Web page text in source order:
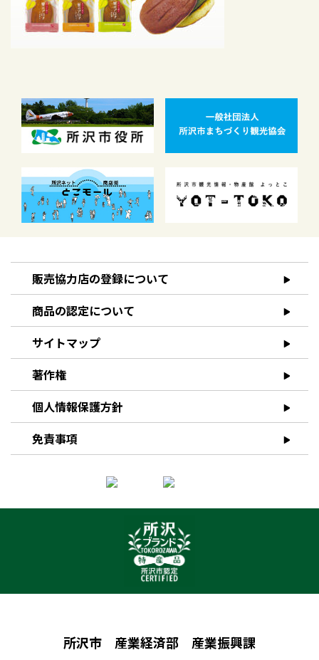
販売協力店の登録について
商品の認定について
サイトマップ
著作権
個人情報保護方針
免責事項
所沢市 産業経済部 産業振興課